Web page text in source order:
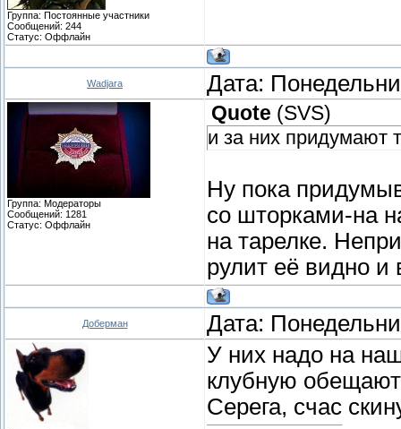
Группа: Постоянные участники
Сообщений: 244
Статус: Оффлайн
Wadjara Дата:
Группа: Модераторы
Сообщений: 1281
Статус: Оффлайн
Quote (SVS)
и за них придумают
Ну пока
со шторками-на
на тарелке.
рулит её видно
Доберман Дата:
У них надо на
клубную обещают
Серега, счас